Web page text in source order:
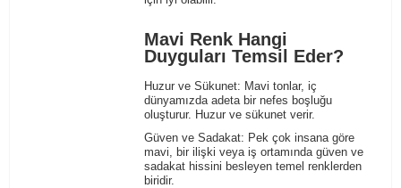
Mavi Renk Hangi
Duyguları Temsil Eder?
Huzur ve Sükunet: Mavi tonlar, iç
dünyamızda adeta bir nefes boşluğu
oluşturur. Huzur ve sükunet verir.
Güven ve Sadakat: Pek çok insana göre
mavi, bir ilişki veya iş ortamında güven ve
sadakat hissini besleyen temel renklerden
biridir.